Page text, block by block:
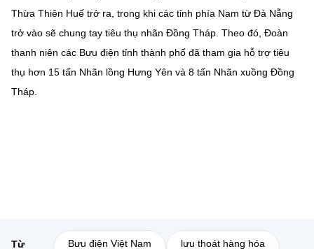
Thừa Thiên Huế trở ra, trong khi các tỉnh phía Nam từ Đà Nẵng
trở vào sẽ chung tay tiêu thụ nhãn Đồng Tháp. Theo đó, Đoàn
thanh niên các Bưu điện tỉnh thành phố đã tham gia hỗ trợ tiêu
thụ hơn 15 tấn Nhãn lồng Hưng Yên và 8 tấn Nhãn xuồng Đồng
Tháp.
Từ
Bưu điện Việt Nam lưu thoát hàng hóa